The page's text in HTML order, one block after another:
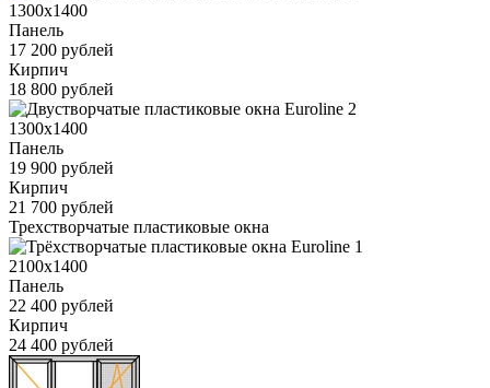
1300x1400
Панель
17 200 рублей
Кирпич
18 800 рублей
1300x1400
Панель
19 900 рублей
Кирпич
21 700 рублей
Трехстворчатые пластиковые окна
2100x1400
Панель
22 400 рублей
Кирпич
24 400 рублей